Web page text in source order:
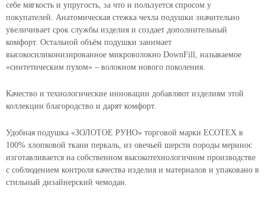
себе мягкость и упругость, за что и пользуется спросом у
покупателей. Анатомическая стежка чехла подушки значительно
увеличивает срок службы изделия и создает дополнительный
комфорт. Остальной объём подушки занимает
высокосиликонизированное микроволокно DownFill, называемое
«синтетическим пухом» – волокном нового поколения.
Качество и технологические инновации добавляют изделиям этой
коллекции благородство и дарят комфорт.
Удобная подушка «ЗОЛОТОЕ РУНО» торговой марки ECOTEX в
100% хлопковой ткани перкаль, из овечьей шерсти породы меринос
изготавливается на собственном высокотехнологичном производстве
с соблюдением контроля качества изделия и материалов и упаковано в
стильный дизайнерский чемодан.